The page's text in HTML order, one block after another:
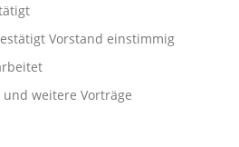
Vorstand einstimmig
und weitere Vorträge